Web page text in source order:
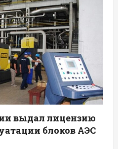
выдал лицензию
блоков АЭС